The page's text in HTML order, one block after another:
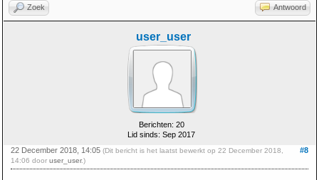
Zoek Antwoord
user_user
Berichten: 20
Lid sinds: Sep 2017
#8
22 December 2018, 14:05 (Dit bericht is het laatst bewerkt op 22 December 2018,
14:06 door user_user.)